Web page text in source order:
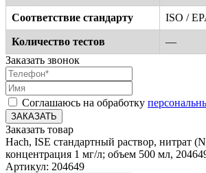
Соответствие стандарту ISO /
Количество тестов
—
Заказать звонок
Соглашаюсь на обработку
ЗАКАЗАТЬ
Заказать товар
Hach, ISE cтандартный раствор, нитрат
концентрация 1 мг/л; объем 500 мл,
Артикул: 204649